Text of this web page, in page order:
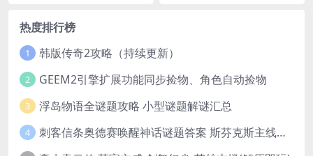
热度排行榜
1 韩版传奇2攻略（持续更新）
2 GEEM2引擎扩展功能同步捡物、角色自动捡物
3 浮岛物语全谜题攻略 小型谜题解谜汇总
4 刺客信条奥德赛唤醒神话谜题答案 斯芬克斯主线攻略